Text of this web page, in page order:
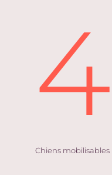
4
Chiens mobilisables